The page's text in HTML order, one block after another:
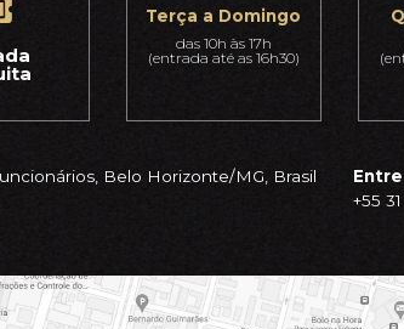
Terça a Domingo
das 10h às 17h
(entrada até as 16h30)
Belo Horizonte/MG, Brasil
+55